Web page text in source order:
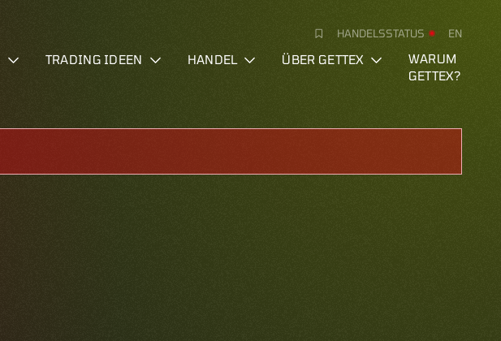
HANDELSSTATUS EN
TRADING IDEEN HANDEL ÜBER GETTEX
WARUM
GETTEX?